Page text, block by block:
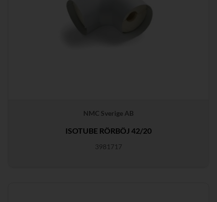
NMC Sverige AB
ISOTUBE RÖRBÖJ 42/20
3981717